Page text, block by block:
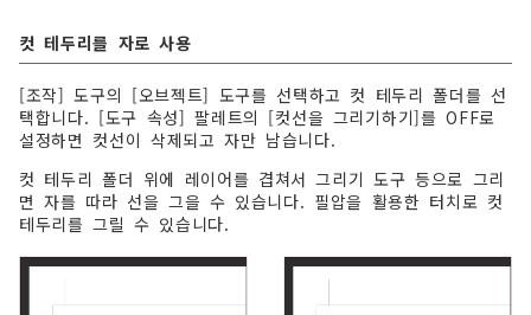
컷 테두리를 자로 사용
[조작] 도구의 [오브젝트] 도구를 선택하고 컷 테두리 폴더를 선
택합니다. [도구 속성] 팔레트의 [컷선을 그리기하기]를 OFF로
설정하면 컷선이 삭제되고 자만 남습니다.
컷 테두리 폴더 위에 레이어를 겹쳐서 그리기 도구 등으로 그리
면 자를 따라 선을 그을 수 있습니다. 필압을 활용한 터치로 컷
테두리를 그릴 수 있습니다.